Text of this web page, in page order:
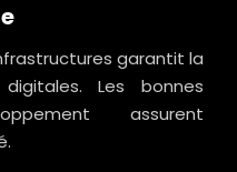
garantit la
Les bonnes
assurent